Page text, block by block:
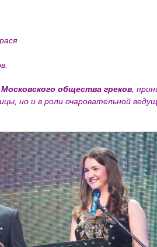
Московского общества греков ,
но и в роли очаровательной